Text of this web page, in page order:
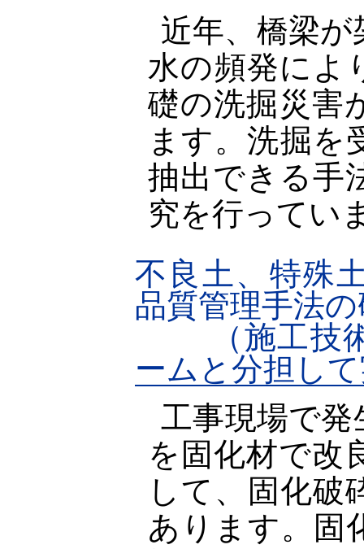
近年、橋梁
水の頻発によ
礎の洗掘災害
ます。洗掘を
抽出できる手
究を行ってい
不良土、特殊
品質管理手法
（施工技術
ームと分担し
工事現場で
を固化材で改
して、固化破
あります。固